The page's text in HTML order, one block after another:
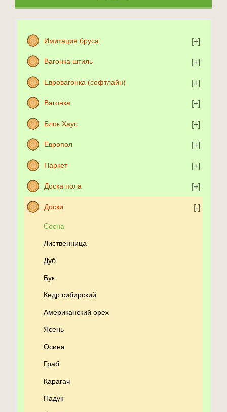
Имитация бруса
Вагонка штиль
Евровагонка (софтлайн)
Вагонка
Блок Хаус
Европол
Паркет
Доска пола
Доски
Сосна
Лиственница
Дуб
Бук
Кедр сибирский
Американский орех
Ясень
Осина
Граб
Карагач
Падук